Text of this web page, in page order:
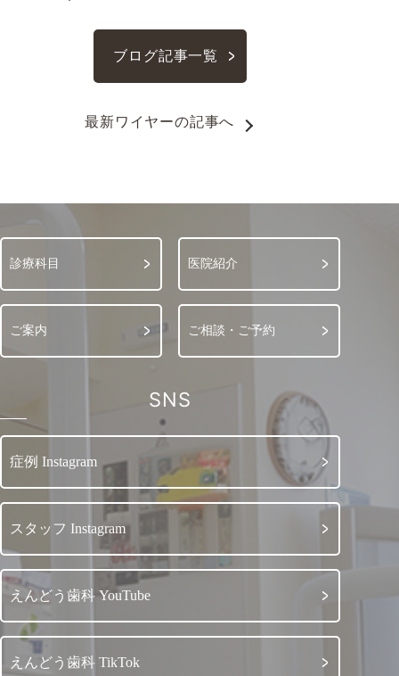
ブログ記事一覧
最新ワイヤーの記事へ
診療科目 医院紹介
ご案内 ご相談・ご予約
SNS
症例 Instagram
スタッフ Instagram
えんどう歯科 YouTube
えんどう歯科 TikTok